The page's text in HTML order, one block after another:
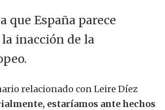
que España parece
inacción de la
relacionado con Leire Díez
estaríamos ante hechos